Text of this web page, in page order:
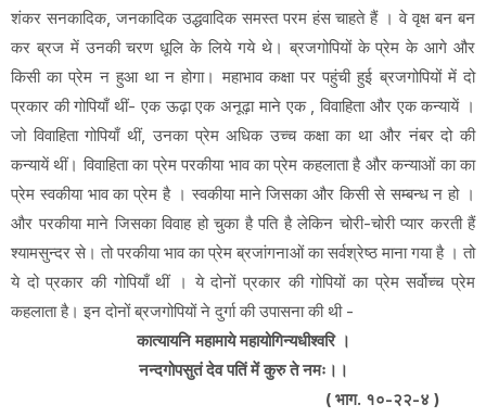
शंकर सनकादिक, जनकादिक उद्धवादिक समस्त परम हंस चाहते हैं । वे वृक्ष बन बन
कर ब्रज में उनकी चरण धूलि के लिये गये थे। ब्रजगोपियों के प्रेम के आगे और
किसी का प्रेम न हुआ था न होगा। महाभाव कक्षा पर पहुंची हुई ब्रजगोपियों में दो
प्रकार की गोपियाँ थीं- एक ऊढ़ा एक अनूढ़ा माने एक , विवाहिता और एक कन्यायें ।
जो विवाहिता गोपियाँ थीं, उनका प्रेम अधिक उच्च कक्षा का था और नंबर दो की
कन्यायें थीं। विवाहिता का प्रेम परकीया भाव का प्रेम कहलाता है और कन्याओं का का
प्रेम स्वकीया भाव का प्रेम है । स्वकीया माने जिसका और किसी से सम्बन्ध न हो ।
और परकीया माने जिसका विवाह हो चुका है पति है लेकिन चोरी-चोरी प्यार करती हैं
श्यामसुन्दर से। तो परकीया भाव का प्रेम ब्रजांगनाओं का सर्वश्रेष्ठ माना गया है । तो
ये दो प्रकार की गोपियाँ थीं । ये दोनों प्रकार की गोपियों का प्रेम सर्वोच्च प्रेम
कहलाता है। इन दोनों ब्रजगोपियों ने दुर्गा की उपासना की थी -
कात्यायनि महामाये महायोगिन्यधीश्वरि ।
नन्दगोपसुतं देव पतिं में कुरु ते नमः।।
( भाग. १०-२२-४ )